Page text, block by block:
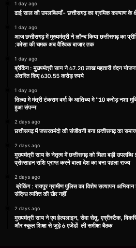
1 day ago
ढाई साल की उपलब्धियाँ- छत्तीसगढ़ का श्रमिक कल्याण के
1 day ago
आज छत्तीसगढ़ में मुख्यमंत्री ने लॉन्च किया छत्तीसगढ़ का
:कोसा की चमक अब वैश्विक बाजार तक
1 day ago
ब्रेकिंग : मुख्यमंत्री साय ने 67.20 लाख महतारी वंदन
अंतरित किए 630.55 करोड़ रुपये
1 day ago
तिल्दा मे मंत्री टंकराम वर्मा के आतिथ्य मे “10 करोड़ नशा
हुआ संपन्न
2 days ago
छत्तीसगढ़ में जरूरतमंदो की संजीवनी बना छत्तीसगढ़ का
2 days ago
मुख्यमंत्री साय के नेतृत्व में छत्तीसगढ़ को मिला बड़ी
प्रोत्साहन राशि प्राप्त करने वाला देश का बना पहला राज्य
2 days ago
ब्रेकिंग : रायपुर ग्रामीण पुलिस का विशेष सत्यापन
संदिग्ध व्यक्ति की खैर नहीं
2 days ago
मुख्यमंत्री साय ने एम हेल्पलाइन, सेवा सेतु, एग्रीस्टैक,
और स्कूल शिक्षा से जुड़े 6 एजेंडों ली समीक्षा बैठक